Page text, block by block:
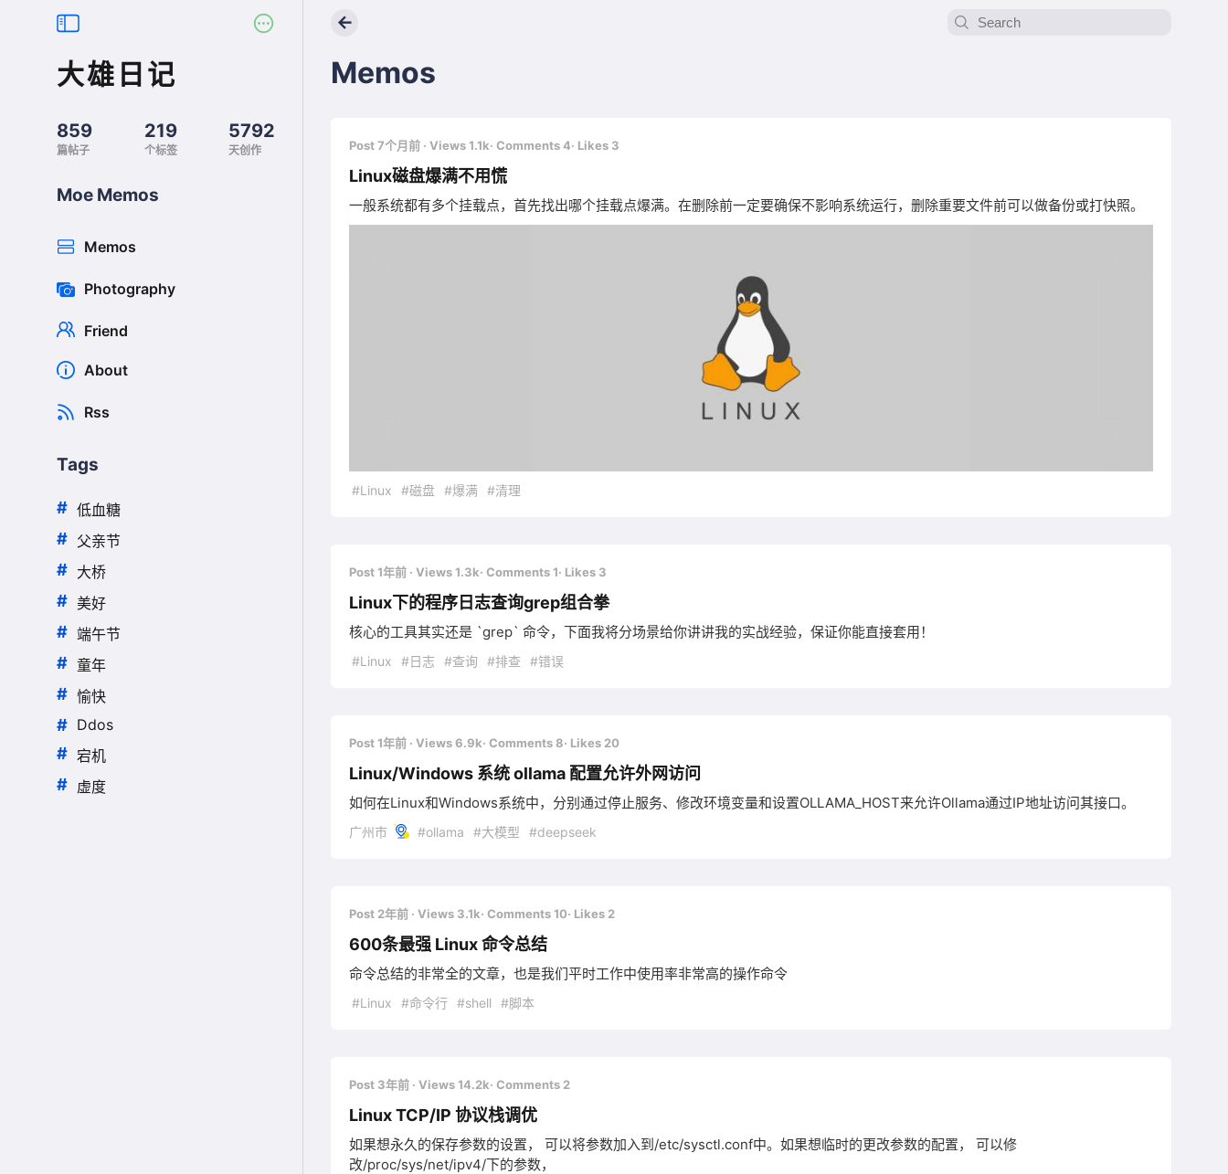
大雄日记
859
篇帖子
219
个标签
5792
天创作
Moe Memos
Memos
Photography
Friend
About
Rss
Tags
# 低血糖
# 父亲节
# 大桥
# 美好
# 端午节
# 童年
# 愉快
# Ddos
# 宕机
# 虚度
←
Memos
Post 7个月前 · Views 1.1k· Comments 4· Likes 3
Linux磁盘爆满不用慌
一般系统都有多个挂载点，首先找出哪个挂载点爆满。在删除前一定要确保不影响系统运行，删除重要文件前可以做备份或打快照。
#Linux #磁盘 #爆满 #清理
Post 1年前 · Views 1.3k· Comments 1· Likes 3
Linux下的程序日志查询grep组合拳
核心的工具其实还是 `grep` 命令，下面我将分场景给你讲讲我的实战经验，保证你能直接套用！
#Linux #日志 #查询 #排查 #错误
Post 1年前 · Views 6.9k· Comments 8· Likes 20
Linux/Windows 系统 ollama 配置允许外网访问
如何在Linux和Windows系统中，分别通过停止服务、修改环境变量和设置OLLAMA_HOST来允许Ollama通过IP地址访问其接口。
广州市 #ollama #大模型 #deepseek
Post 2年前 · Views 3.1k· Comments 10· Likes 2
600条最强 Linux 命令总结
命令总结的非常全的文章，也是我们平时工作中使用率非常高的操作命令
#Linux #命令行 #shell #脚本
Post 3年前 · Views 14.2k· Comments 2
Linux TCP/IP 协议栈调优
如果想永久的保存参数的设置， 可以将参数加入到/etc/sysctl.conf中。如果想临时的更改参数的配置， 可以修
改/proc/sys/net/ipv4/下的参数，